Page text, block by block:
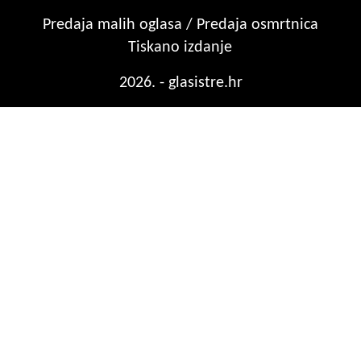
Predaja malih oglasa / Predaja osmrtnica
Tiskano izdanje
2026. - glasistre.hr